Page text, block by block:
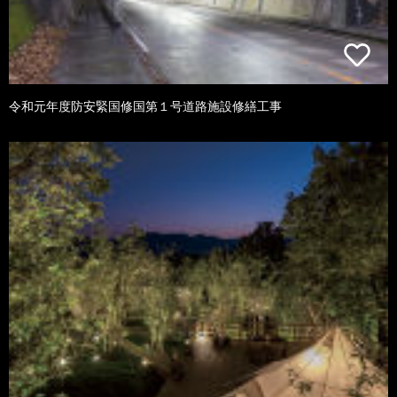
令和元年度防安緊国修国第１号道路施設修繕工事